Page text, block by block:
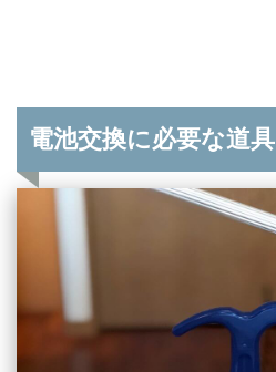
電池交換に必要な道具